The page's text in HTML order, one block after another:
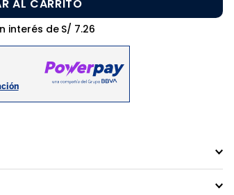
AL CARRITO
interés de S/ 7.26